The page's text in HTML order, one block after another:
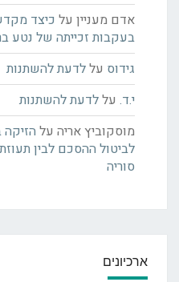
אדם מענייןעל כיצד
בעקבות זכייתה של נטע
גידוס עללדעת להשתנות
י.ד.עללדעת להשתנות
מוסקוביץ אריהעל
לביטול ההסכם לבין
סוריה
ארכיונים